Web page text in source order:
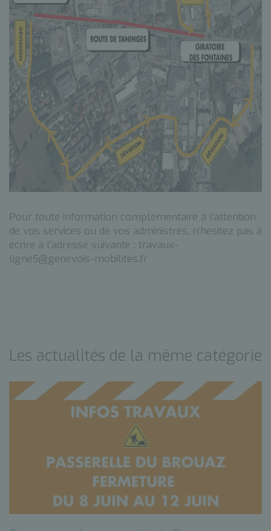
Pour toute information complémentaire à l’attention
de vos services ou de vos administrés, n’hésitez pas à
écrire à l’adresse suivante : travaux-
ligne5@genevois-mobilites.fr
Les actualités de la même catégorie